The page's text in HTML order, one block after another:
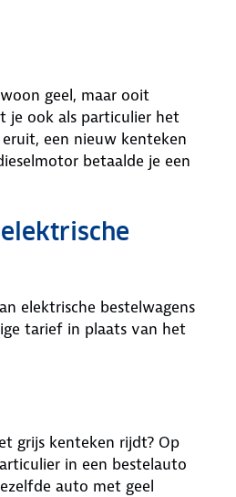
geel, maar ooit
je ook als particulier het
een nieuw kenteken
betaalde je een
elektrische bestelwagens
tarief in plaats van het
grijs kenteken rijdt? Op
in een bestelauto
auto met geel